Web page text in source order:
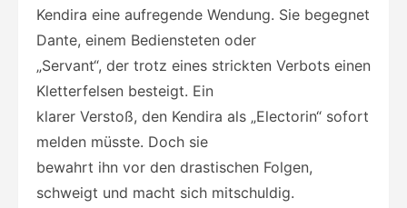
Kendira eine aufregende Wendung. Sie begegnet
Dante, einem Bediensteten oder
„Servant“, der trotz eines strickten Verbots einen
Kletterfelsen besteigt. Ein
klarer Verstoß, den Kendira als „Electorin“ sofort
melden müsste. Doch sie
bewahrt ihn vor den drastischen Folgen,
schweigt und macht sich mitschuldig.